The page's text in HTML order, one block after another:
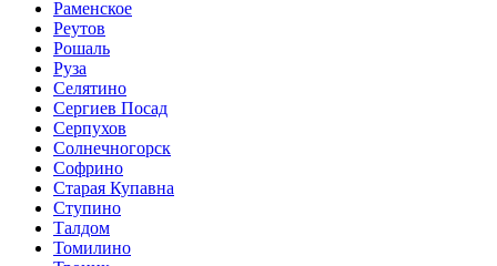
Раменское
Реутов
Рошаль
Руза
Селятино
Сергиев Посад
Серпухов
Солнечногорск
Софрино
Старая Купавна
Ступино
Талдом
Томилино